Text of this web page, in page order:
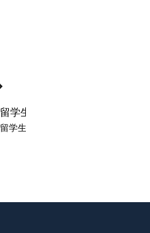
留学生贷款
留学生贷款专业平台
风险